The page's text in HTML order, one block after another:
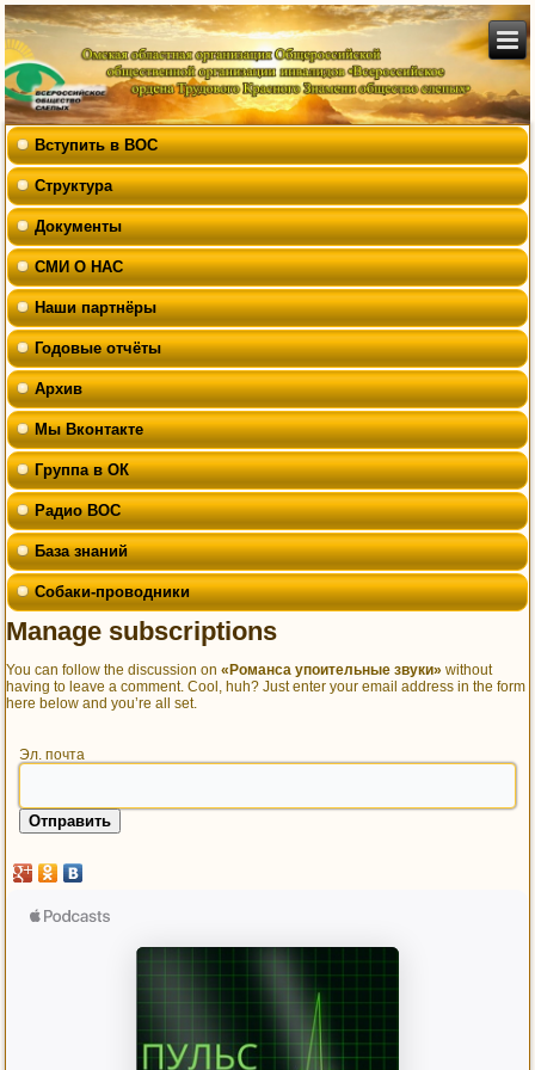
Вступить в ВОС
Структура
Документы
СМИ О НАС
Наши партнёры
Годовые отчёты
Архив
Мы Вконтакте
Группа в ОК
Радио ВОС
База знаний
Собаки-проводники
Manage subscriptions
You can follow the discussion on«Романса упоительные звуки» without
having to leave a comment. Cool, huh? Just enter your email address in the form
here below and you’re all set.
Эл. почта